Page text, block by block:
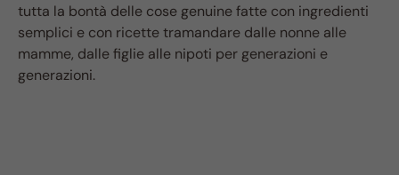
tutta la bontà delle cose genuine fatte con ingredienti
semplici e con ricette tramandare dalle nonne alle
mamme, dalle figlie alle nipoti per generazioni e
generazioni.